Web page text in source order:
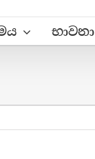
භාවනා